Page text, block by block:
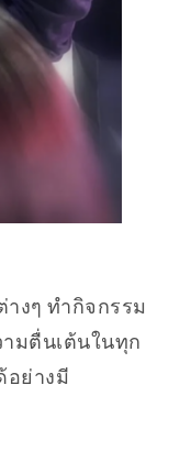
างๆ ทำกิจกรรม
มตื่นเต้นในทุก
อย่างมี